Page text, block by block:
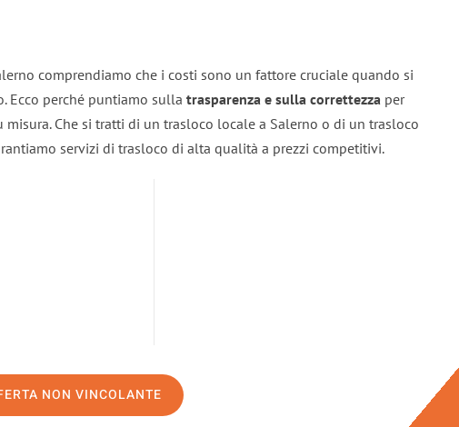
comprendiamo che i costi sono un fattore cruciale quando si
Ecco perché puntiamo sulla trasparenza e sulla correttezza per
Che si tratti di un trasloco locale a Salerno o di un trasloco
servizi di trasloco di alta qualità a prezzi competitivi.
NON VINCOLANTE